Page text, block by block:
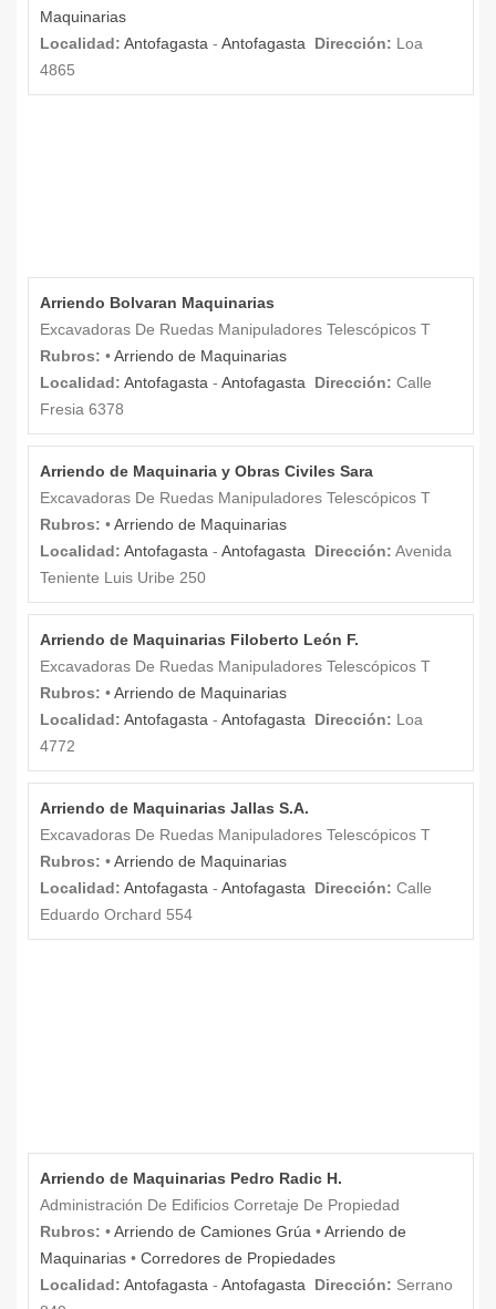
Maquinarias
Localidad: Antofagasta - Antofagasta Dirección: Loa
4865
Arriendo Bolvaran Maquinarias
Excavadoras De Ruedas Manipuladores Telescópicos T
Rubros: •Arriendo de Maquinarias
Localidad: Antofagasta - Antofagasta Dirección: Calle
Fresia 6378
Arriendo de Maquinaria y Obras Civiles Sara
Excavadoras De Ruedas Manipuladores Telescópicos T
Rubros: •Arriendo de Maquinarias
Localidad: Antofagasta - Antofagasta Dirección: Avenida
Teniente Luis Uribe 250
Arriendo de Maquinarias Filoberto León F.
Excavadoras De Ruedas Manipuladores Telescópicos T
Rubros: •Arriendo de Maquinarias
Localidad: Antofagasta - Antofagasta Dirección: Loa
4772
Arriendo de Maquinarias Jallas S.A.
Excavadoras De Ruedas Manipuladores Telescópicos T
Rubros: •Arriendo de Maquinarias
Localidad: Antofagasta - Antofagasta Dirección: Calle
Eduardo Orchard 554
Arriendo de Maquinarias Pedro Radic H.
Administración De Edificios Corretaje De Propiedad
Rubros: •Arriendo de Camiones Grúa •Arriendo de
Maquinarias • Corredores de Propiedades
Localidad: Antofagasta - Antofagasta Dirección: Serrano